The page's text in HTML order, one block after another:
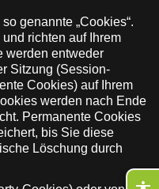
genannte „Cookies“.
richten auf Ihrem
werden entweder
Sitzung (Session-
Cookies) auf Ihrem
werden nach Ende
Permanente Cookies
bis Sie diese
Löschung durch